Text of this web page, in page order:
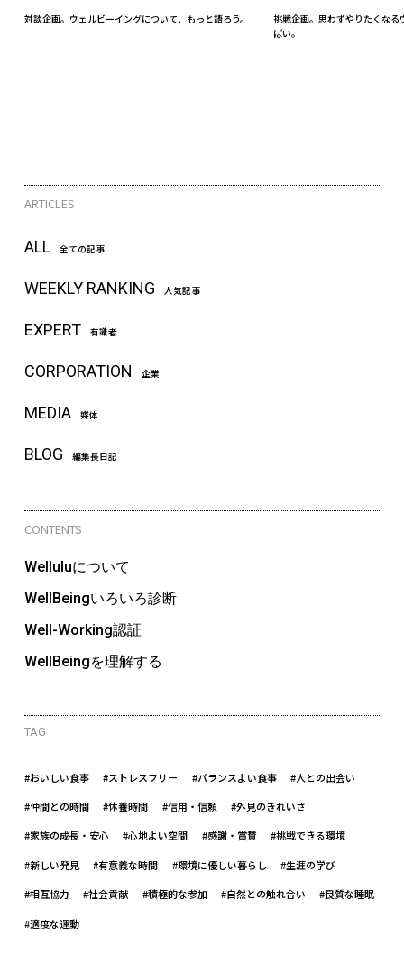
対談企画。ウェルビーイングについて、もっと語ろう。
挑戦企画。思わずやりたくなる
ぱい。
ARTICLES
ALL 全ての記事
WEEKLY RANKING 人気記事
EXPERT 有識者
CORPORATION 企業
MEDIA 媒体
BLOG 編集長日記
CONTENTS
Welluluについて
WellBeingいろいろ診断
Well-Working認証
WellBeingを理解する
TAG
#おいしい食事 #ストレスフリー #バランスよい食事 #人との出会い
#仲間との時間 #休養時間 #信用・信頼 #外見のきれいさ
#家族の成長・安心 #心地よい空間 #感謝・賞賛 #挑戦できる環境
#新しい発見 #有意義な時間 #環境に優しい暮らし #生涯の学び
#相互協力 #社会貢献 #積極的な参加 #自然との触れ合い #良質な睡眠
#適度な運動